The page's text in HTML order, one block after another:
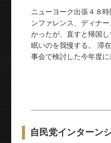
ニューヨーク出張４８
ンファレンス、ディナ
かったが、直すと帰国し
眠いのを我慢する。 滞
事会で検討した今年度
自民党インターン